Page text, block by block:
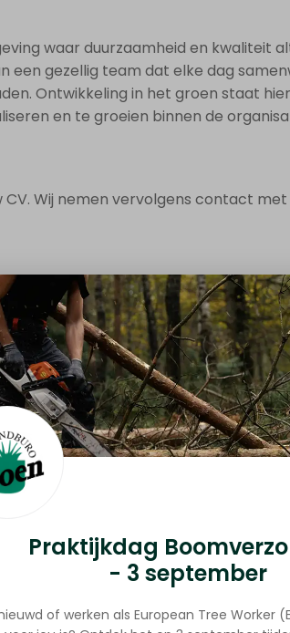
waar duurzaamheid en kwaliteit
een gezellig team dat elke dag
Ontwikkeling in het groen staat
en te groeien binnen de
Wij nemen vervolgens contact
hier om je te helpen.
Ontdek hoe we jou
Praktijkdag
- 3 september
of werken als European Tree Worker